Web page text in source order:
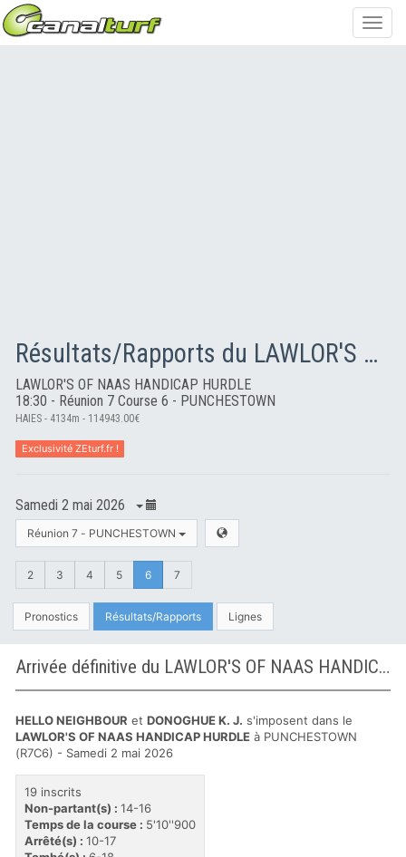
Résultats/Rapports du LAWLOR'S OF NAAS HANDICAP HURDLE
LAWLOR'S OF NAAS HANDICAP HURDLE
18:30 - Réunion 7 Course 6 - PUNCHESTOWN
HAIES - 4134m - 114943.00€
Exclusivité ZEturf.fr !
Samedi 2 mai 2026
Réunion 7 - PUNCHESTOWN
2 3 4 5 6 7
Pronostics Résultats/Rapports Lignes
Arrivée définitive du LAWLOR'S OF NAAS HANDICAP HURDLE à PUNCHESTOWN
HELLO NEIGHBOUR et DONOGHUE K. J. s'imposent dans le
LAWLOR'S OF NAAS HANDICAP HURDLE à PUNCHESTOWN
(R7C6) - Samedi 2 mai 2026
19 inscrits
Non-partant(s) : 14-16
Temps de la course : 5'10''900
Arrêté(s) : 10-17